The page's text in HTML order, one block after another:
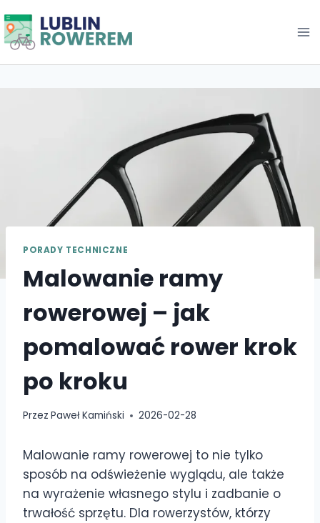
do
treści
PORADY TECHNICZNE
Malowanie ramy
rowerowej – jak
pomalować rower krok
po kroku
Przez Paweł Kamiński 2026-02-28
Malowanie ramy rowerowej to nie tylko
sposób na odświeżenie wyglądu, ale także
na wyrażenie własnego stylu i zadbanie o
trwałość sprzętu. Dla rowerzystów, którzy